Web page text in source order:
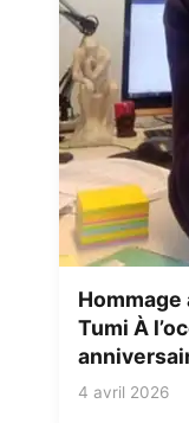
Hommage
Tumi À
4 avril 2026